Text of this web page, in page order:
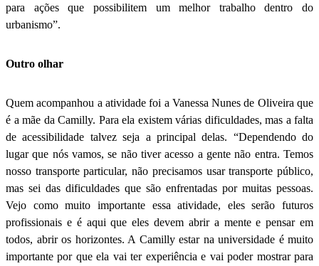
para ações que possibilitem um melhor trabalho dentro do
urbanismo”.
Outro olhar
Quem acompanhou a atividade foi a Vanessa Nunes de Oliveira que
é a mãe da Camilly. Para ela existem várias dificuldades, mas a falta
de acessibilidade talvez seja a principal delas. “Dependendo do
lugar que nós vamos, se não tiver acesso a gente não entra. Temos
nosso transporte particular, não precisamos usar transporte público,
mas sei das dificuldades que são enfrentadas por muitas pessoas.
Vejo como muito importante essa atividade, eles serão futuros
profissionais e é aqui que eles devem abrir a mente e pensar em
todos, abrir os horizontes. A Camilly estar na universidade é muito
importante por que ela vai ter experiência e vai poder mostrar para